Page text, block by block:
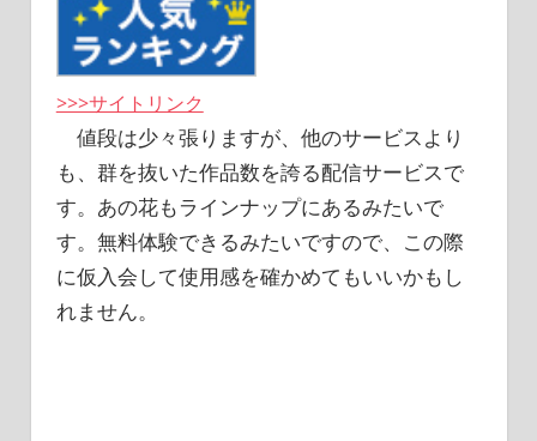
>>>サイトリンク
値段は少々張りますが、他のサービスより
も、群を抜いた作品数を誇る配信サービスで
す。あの花もラインナップにあるみたいで
す。無料体験できるみたいですので、この際
に仮入会して使用感を確かめてもいいかもし
れません。